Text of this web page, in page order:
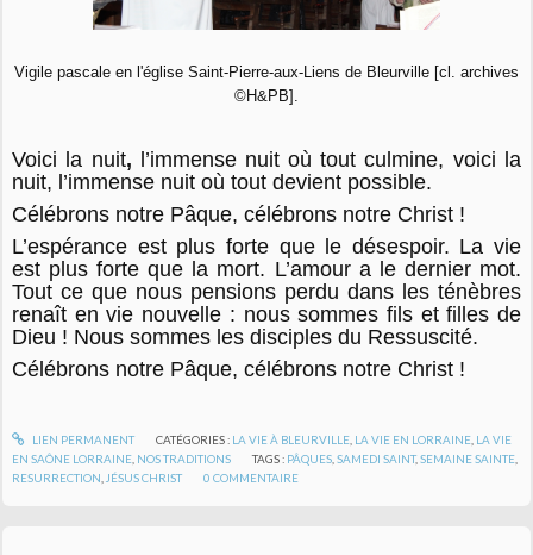
Vigile pascale en l'église Saint-Pierre-aux-Liens de Bleurville [cl. archives
©H&PB].
Voici la nuit, l’immense nuit où tout culmine, voici la
nuit, l’immense nuit où tout devient possible.
Célébrons notre Pâque, célébrons notre Christ !
L’espérance est plus forte que le désespoir. La vie
est plus forte que la mort. L’amour a le dernier mot.
Tout ce que nous pensions perdu dans les ténèbres
renaît en vie nouvelle : nous sommes fils et filles de
Dieu ! Nous sommes les disciples du Ressuscité.
Célébrons notre Pâque, célébrons notre Christ !
LIEN PERMANENT CATÉGORIES : LA VIE À BLEURVILLE, LA VIE EN LORRAINE, LA VIE
EN SAÔNE LORRAINE NOS TRADITIONS TAGS : PÂQUES ,SAMEDI SAINT,SEMAINE SAINTE
RESURRECTION JÉSUS CHRIST 0 COMMENTAIRE